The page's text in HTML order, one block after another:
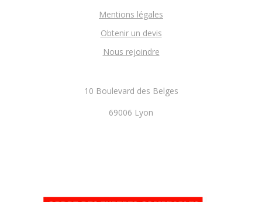
Mentions légales
Obtenir un devis
Nous rejoindre
10 Boulevard des Belges
69006 Lyon